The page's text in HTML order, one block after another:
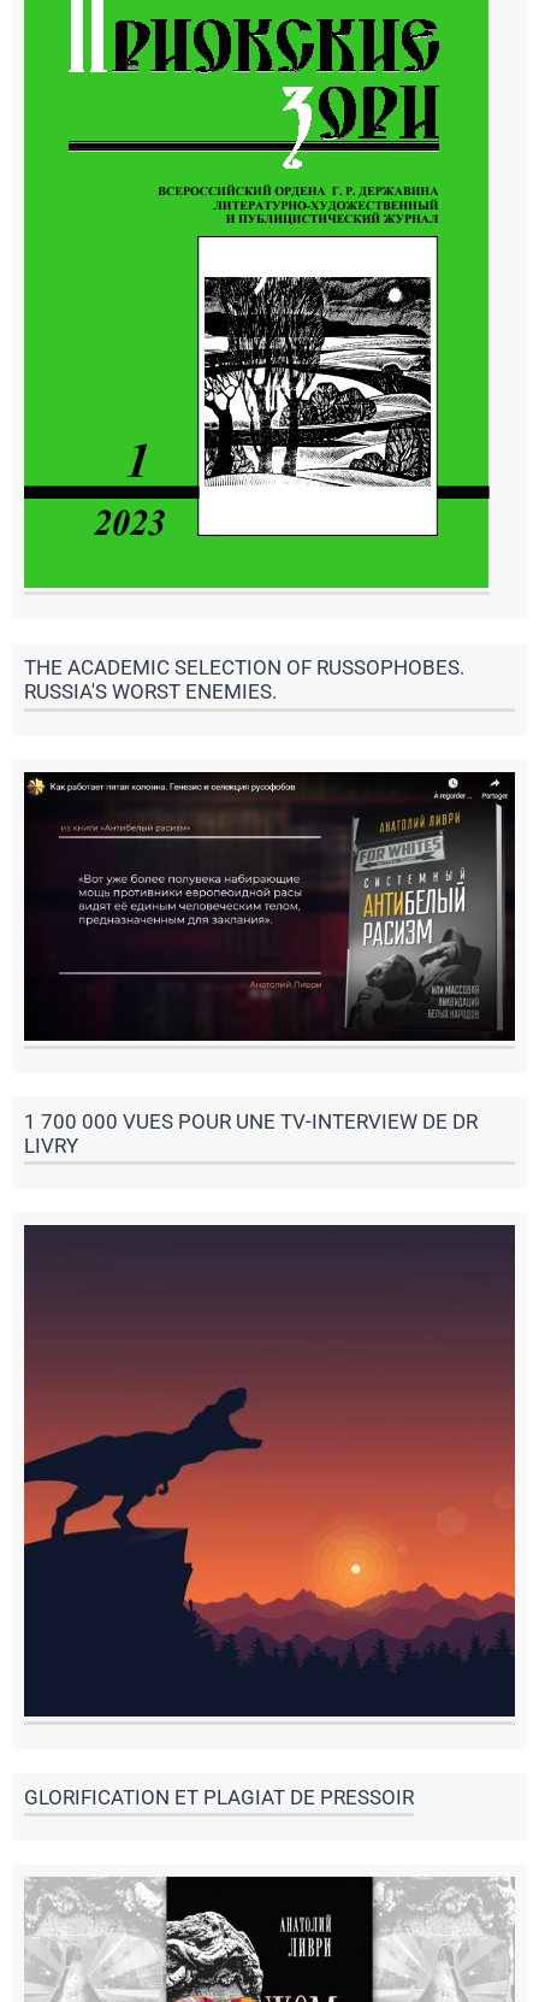
THE ACADEMIC SELECTION OF RUSSOPHOBES.
RUSSIA'S WORST ENEMIES.
1 700 000 VUES POUR UNE TV-INTERVIEW DE DR
LIVRY
GLORIFICATION ET PLAGIAT DE PRESSOIR